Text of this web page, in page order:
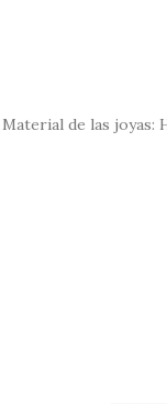
Material de las joyas: